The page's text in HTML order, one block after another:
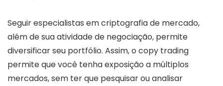
Seguir especialistas em criptografia de mercado,
além de sua atividade de negociação, permite
diversificar seu portfólio. Assim, o copy trading
permite que você tenha exposição a múltiplos
mercados, sem ter que pesquisar ou analisar